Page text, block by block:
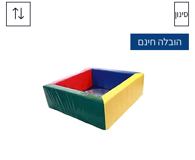
סינון
הובלה חינם